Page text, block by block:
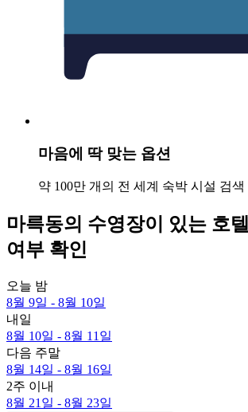
마음에 딱 맞는 옵션
약 100만 개의 전 세계 숙박 시설 검색
마륵동의 수영장이 있는 호
여부 확인
오늘 밤
8월 9일 - 8월 10일
내일
8월 10일 - 8월 11일
다음 주말
8월 14일 - 8월 16일
2주 이내
8월 21일 - 8월 23일